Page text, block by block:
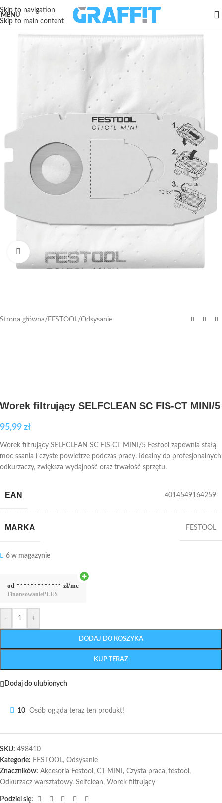
Skip to navigation
Skip to main content
MENU
Kliknij aby powiększyć
Strona główna/FESTOOL/Odsysanie
Worek filtrujący SELFCLEAN SC FIS-CT MINI/5
95,99 zł
Worek filtrujący SELFCLEAN SC FIS-CT MINI/5 Festool zapewnia stałą
moc ssania i czyste powietrze podczas pracy. Idealny do profesjonalnych
odkurzaczy, zwiększa wydajność oraz trwałość sprzętu.
EAN 4014549164259
MARKA FESTOOL
6 w magazynie
od ············· zł/mc
FinansowaniePLUS
- +
DODAJ DO KOSZYKA
KUP TERAZ
Dodaj do ulubionych
10 Osób ogląda teraz ten produkt!
SKU: 498410
Kategorie: FESTOOL, Odsysanie
Znaczników: Akcesoria Festool , CT MINI , Czysta praca, festool ,
Odkurzacz warsztatowy, Selfclean, Worek filtrujący
Podziel się: